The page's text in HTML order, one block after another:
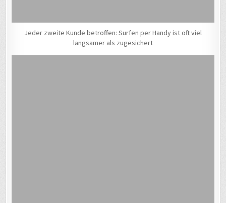
Jeder zweite Kunde betroffen: Surfen per Handy ist oft viel
langsamer als zugesichert